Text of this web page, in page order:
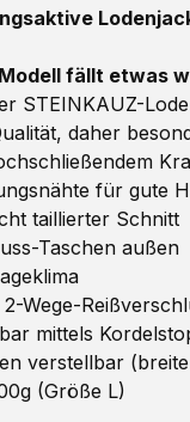
fällt etwas
STEINKAUZ-
daher
für gute
taillierter Schnitt
Taschen außen
Wege-
mittels
verstellbar
(Größe L)